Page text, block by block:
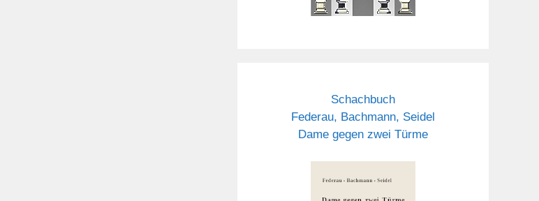
Schachbuch
Federau, Bachmann, Seidel
Dame gegen zwei Türme